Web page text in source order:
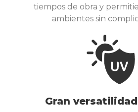
tiempos de obra y
ambientes sin
Gran